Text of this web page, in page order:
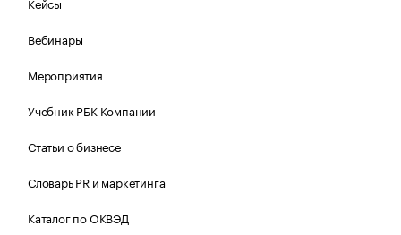
Вебинары
Мероприятия
Учебник РБК Компании
Статьи о бизнесе
Словарь PR и маркетинга
Каталог по ОКВЭД